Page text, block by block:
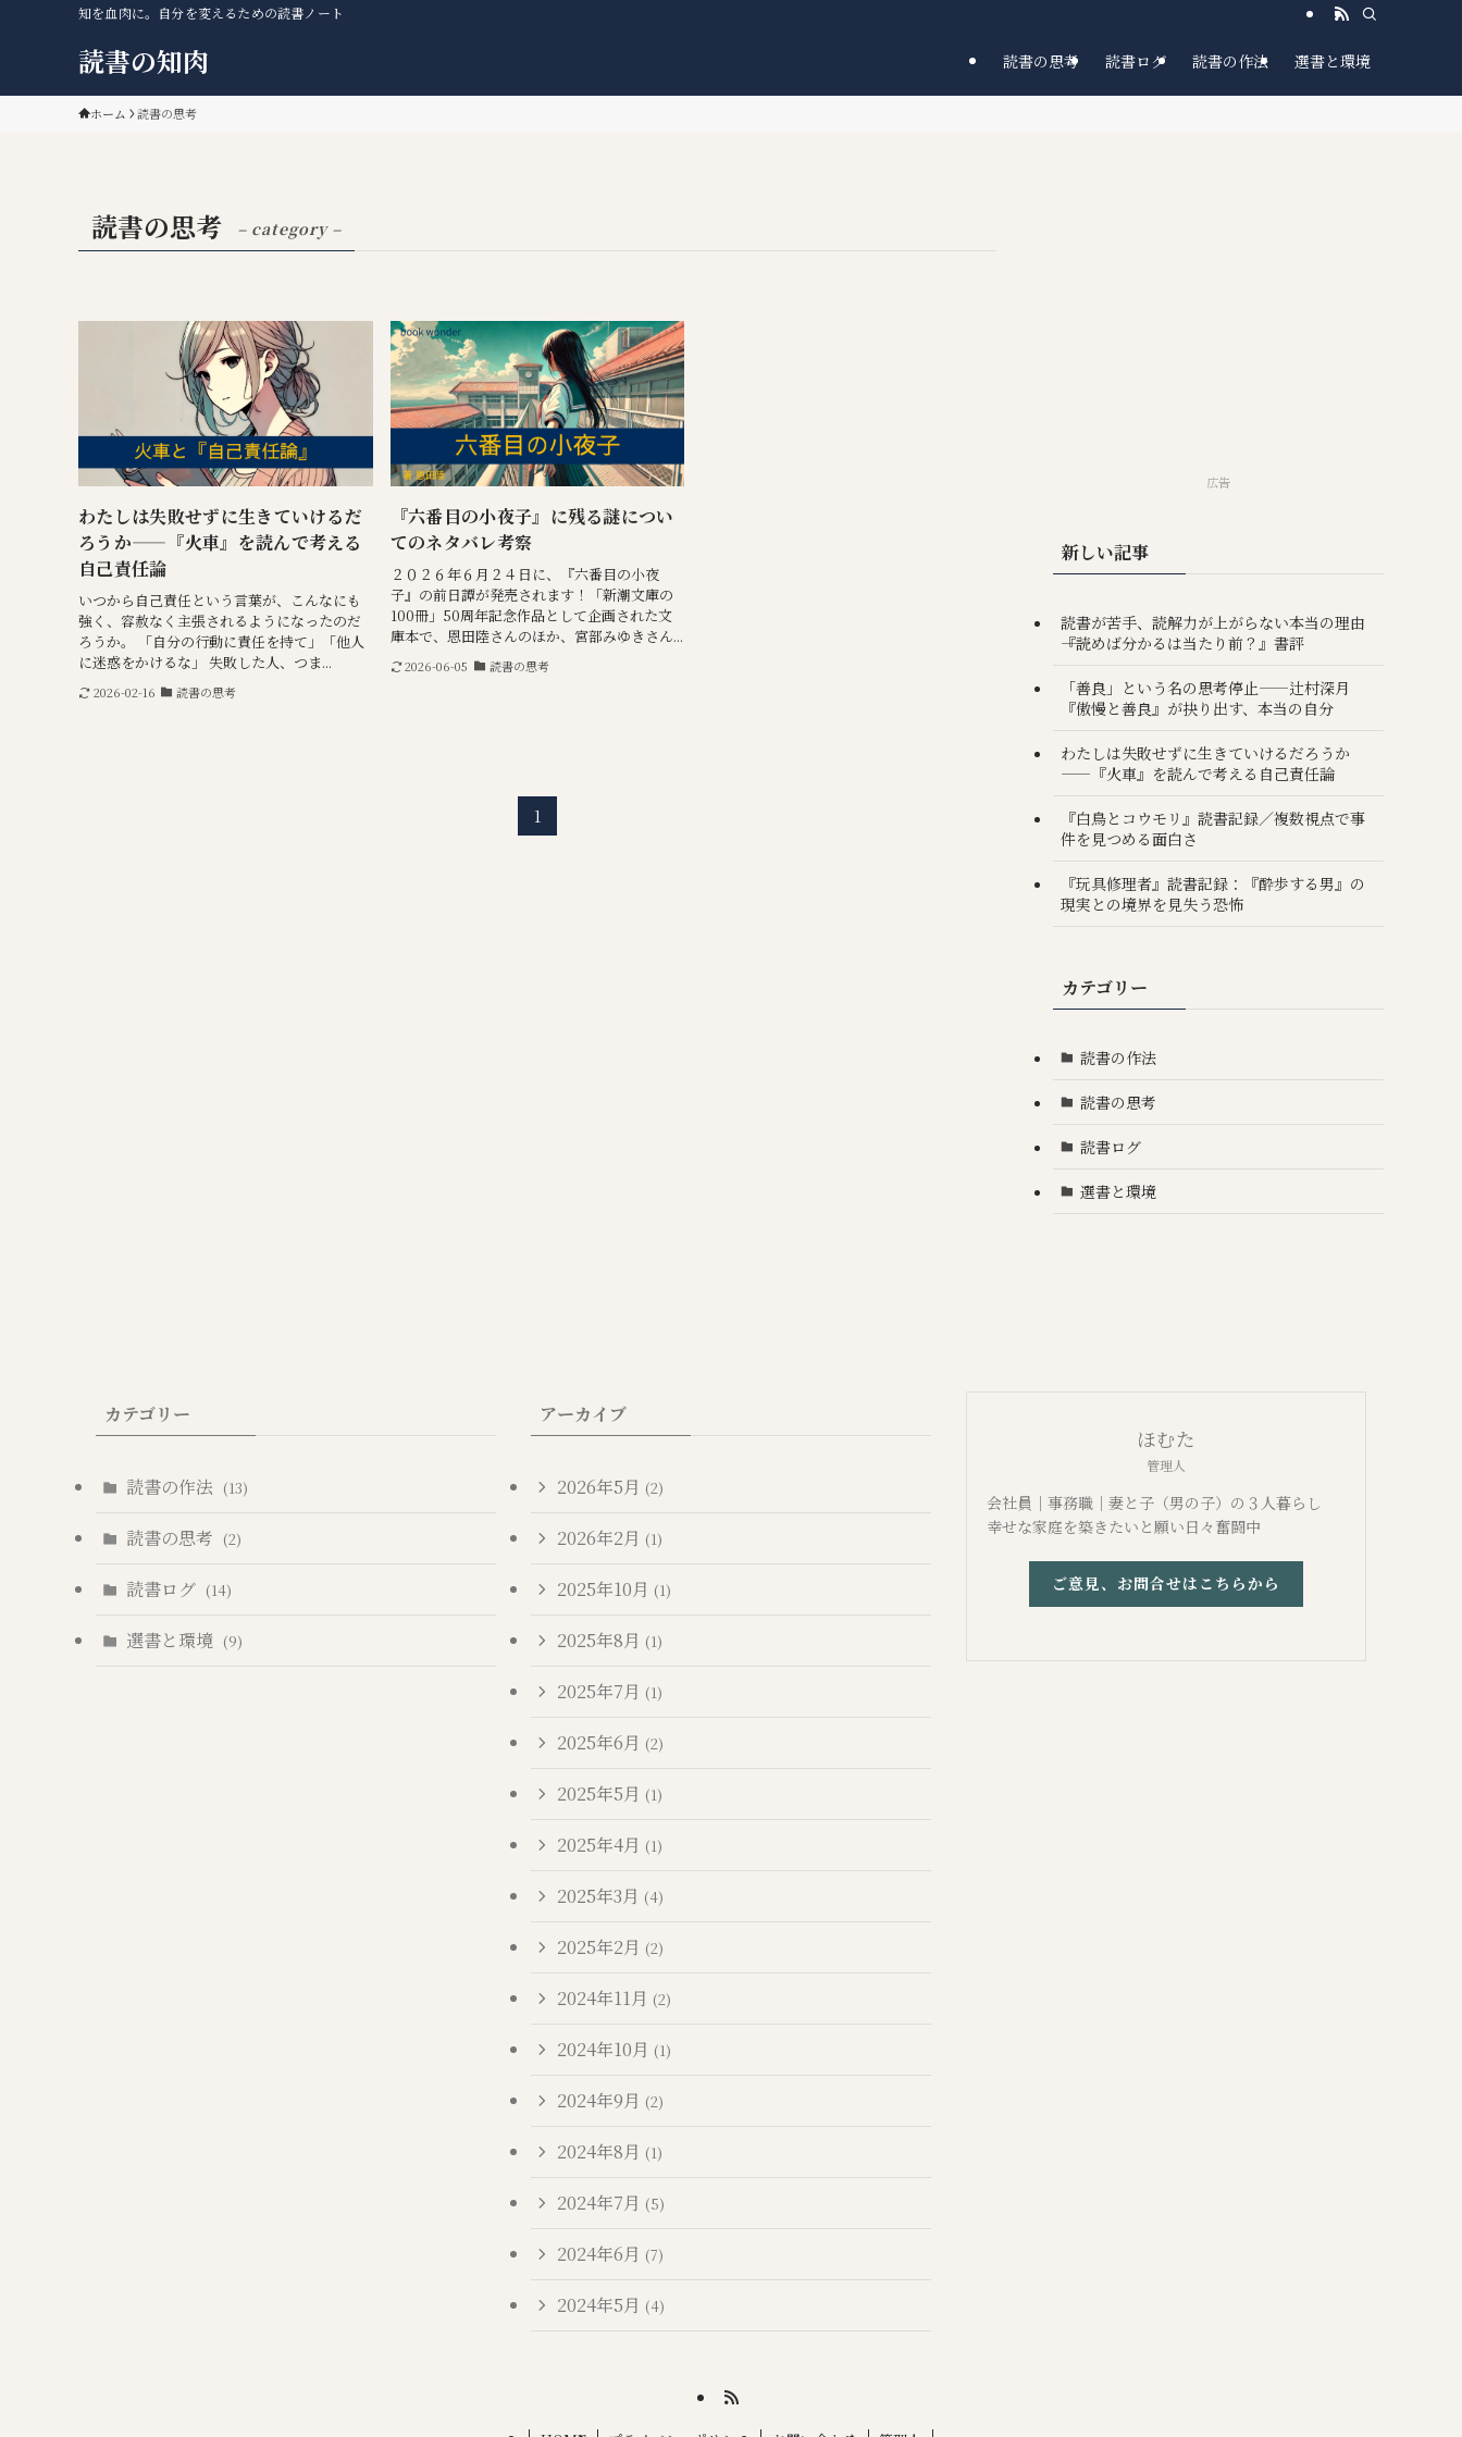
知を血肉に。自分を変えるための読書ノート
読書の知肉 読書の思考 読書ログ 読書の作法 選書と環境
ホーム 読書の思考
読書の思考 – category –
わたしは失敗せずに生きていけるだ
ろうか——『火車』を読んで考える
自己責任論
いつから自己責任という言葉が、こんなにも
強く、容赦なく主張されるようになったのだ
ろうか。 「自分の行動に責任を持て」「他人
に迷惑をかけるな」 失敗した人、つま...
2026-02-16 読書の思考
『六番目の小夜子』に残る謎につい
てのネタバレ考察
２０２６年６月２４日に、『六番目の小夜
子』の前日譚が発売されます！「新潮文庫の
100冊」50周年記念作品として企画された文
庫本で、恩田陸さんのほか、宮部みゆきさん...
2026-06-05 読書の思考
1
広告
新しい記事
読書が苦手、読解力が上がらない本当の理由
――『読めば分かるは当たり前？』書評
「善良」という名の思考停止——辻村深月
『傲慢と善良』が抉り出す、本当の自分
わたしは失敗せずに生きていけるだろうか
——『火車』を読んで考える自己責任論
『白鳥とコウモリ』読書記録／複数視点で事
件を見つめる面白さ
『玩具修理者』読書記録：『酔歩する男』の
現実との境界を見失う恐怖
カテゴリー
読書の作法
読書の思考
読書ログ
選書と環境
カテゴリー
読書の作法 (13)
読書の思考 (2)
読書ログ (14)
選書と環境 (9)
アーカイブ
2026年5月 (2)
2026年2月 (1)
2025年10月 (1)
2025年8月 (1)
2025年7月 (1)
2025年6月 (2)
2025年5月 (1)
2025年4月 (1)
2025年3月 (4)
2025年2月 (2)
2024年11月 (2)
2024年10月 (1)
2024年9月 (2)
2024年8月 (1)
2024年7月 (5)
2024年6月 (7)
2024年5月 (4)
ほむた
管理人
会社員｜事務職｜妻と子（男の子）の３人暮らし
幸せな家庭を築きたいと願い日々奮闘中
ご意見、お問合せはこちらから